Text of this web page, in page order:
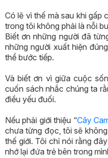
Có lẽ vì thế mà sau khi gấp
trong tôi không phải là nỗi
Biết ơn những người đã
những người xuất hiện
thể bước tiếp.
Và biết ơn vì giữa cuộc
cuốn sách nhắc chúng ta
điều yếu đuối.
Nếu phải giới thiệu “Cây
chưa từng đọc, tôi sẽ
thế giới. Tôi chỉ nói rằng
nhớ lại đứa trẻ bên trong